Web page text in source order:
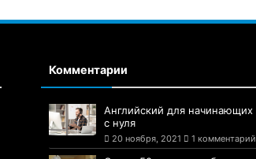
Комментарии
Английский для начинающих
с нуля
20 ноября, 2021 1 комментарий